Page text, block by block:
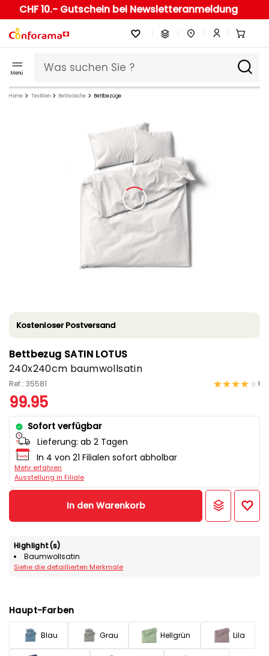
CHF 10.- Gutschein bei Newsletteranmeldung
Menü
Home Textilien Bettwäsche Bettbezüge
Kostenloser Postversand
Bettbezug SATIN LOTUS
240x240cm baumwollsatin
Ref.: 35581 1
99.95
Sofort verfügbar
Lieferung: ab 2 Tagen
In 4 von 21 Filialen sofort abholbar
Mehr erfahren
Ausstellung in Filiale
In den Warenkorb
Highlight(s)
Baumwollsatin
Siehe die detaillierten Merkmale
Haupt-Farben
Blau Grau Hellgrün Lila